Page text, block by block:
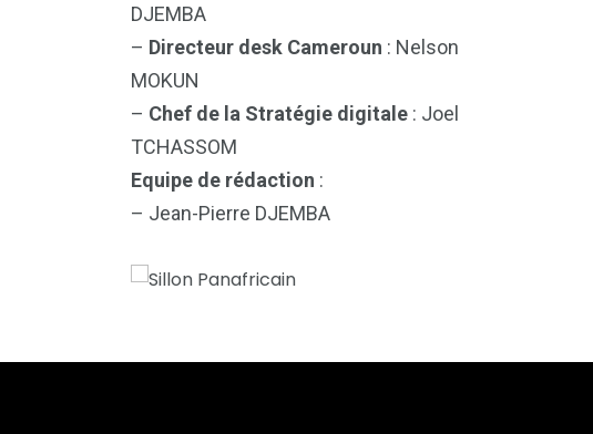
DJEMBA
– Directeur desk Cameroun : Nelson
MOKUN
– Chef de la Stratégie digitale : Joel
TCHASSOM
Equipe de rédaction :
– Jean-Pierre DJEMBA